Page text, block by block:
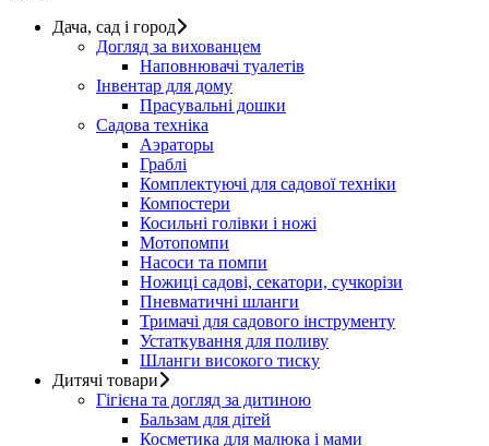
Дача, сад і город
Догляд за вихованцем
Наповнювачі туалетів
Інвентар для дому
Прасувальні дошки
Садова техніка
Аэраторы
Граблі
Комплектуючі для садової техніки
Компостери
Косильні голівки і ножі
Мотопомпи
Насоси та помпи
Ножиці садові, секатори, сучкорізи
Пневматичні шланги
Тримачі для садового інструменту
Устаткування для поливу
Шланги високого тиску
Дитячі товари
Гігієна та догляд за дитиною
Бальзам для дітей
Косметика для малюка і мами